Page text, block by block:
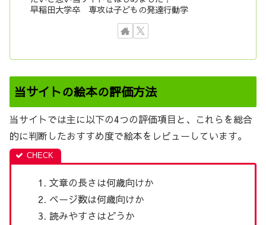
早稲田大学卒 専攻は子どもの発達行動学
当サイトの絵本の評価方法
当サイトでは主に以下の4つの評価項目と、これらを総合
的に判断したおすすめ度で絵本をレビューしています。
文章の長さは何歳向けか
ページ数は何歳向けか
読みやすさはどうか